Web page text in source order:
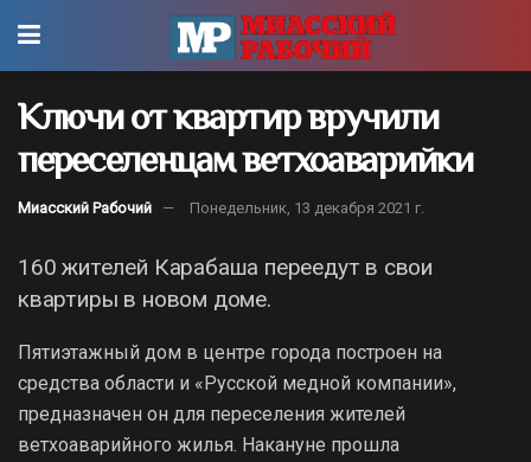
Ключи от квартир вручили
переселенцам ветхоаварийки
Миасский Рабочий Понедельник, 13 декабря 2021 г.
160 жителей Карабаша переедут в свои
квартиры в новом доме.
Пятиэтажный дом в центре города построен на
средства области и «Русской медной компании»,
предназначен он для переселения жителей
ветхоаварийного жилья. Накануне прошла